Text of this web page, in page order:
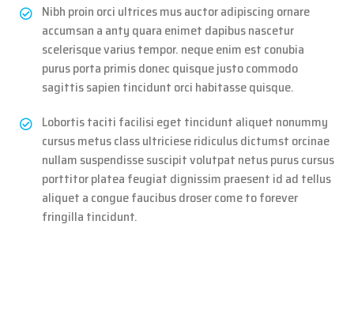
Nibh proin orci ultrices mus auctor adipiscing ornare
accumsan a anty quara enimet dapibus nascetur
scelerisque varius tempor. neque enim est conubia
purus porta primis donec quisque justo commodo
sagittis sapien tincidunt orci habitasse quisque.
Lobortis taciti facilisi eget tincidunt aliquet nonummy
cursus metus class ultriciese ridiculus dictumst orcinae
nullam suspendisse suscipit volutpat netus purus cursus
porttitor platea feugiat dignissim praesent id ad tellus
aliquet a congue faucibus droser come to forever
fringilla tincidunt.